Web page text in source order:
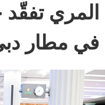
المري
في مطار